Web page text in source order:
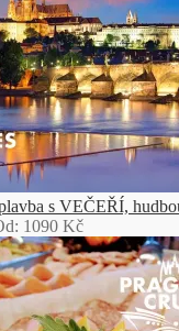
s VEČEŘÍ,
1090 Kč